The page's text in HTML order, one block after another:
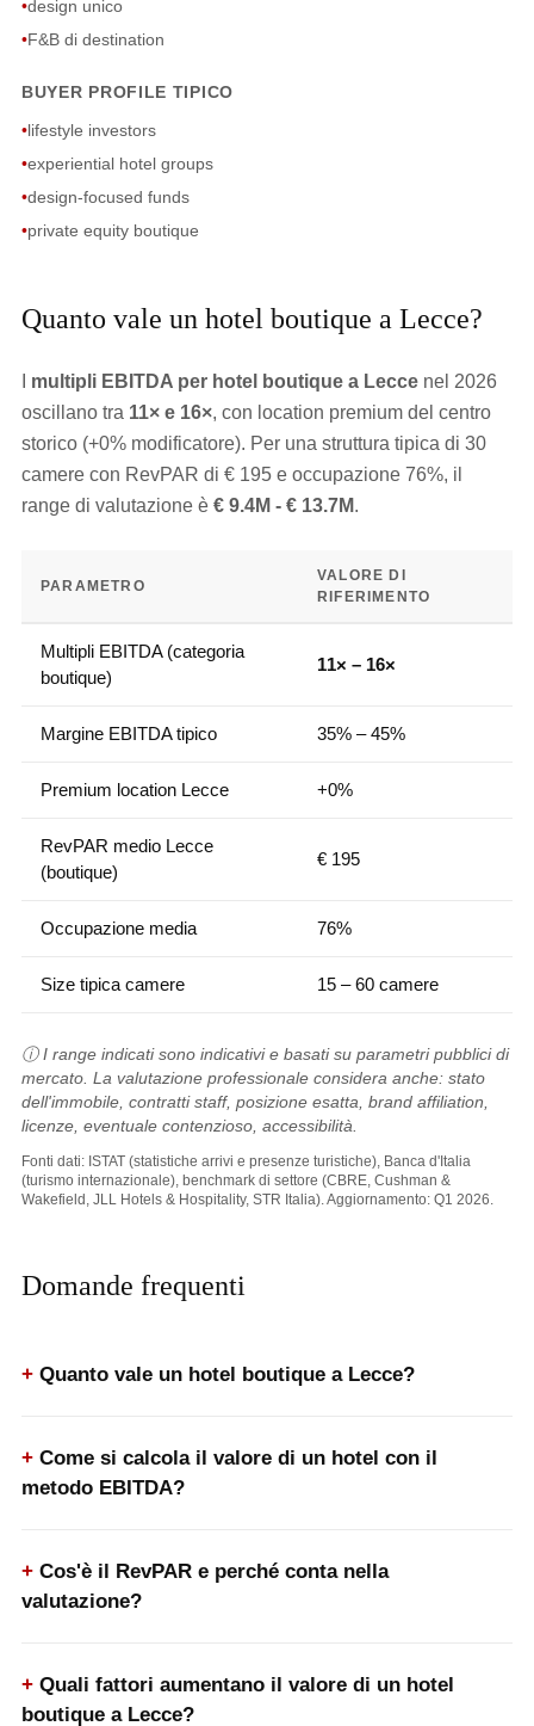
•design unico
•F&B di destination
BUYER PROFILE TIPICO
•lifestyle investors
•experiential hotel groups
•design-focused funds
•private equity boutique
Quanto vale un hotel boutique a Lecce?
multipli EBITDA per hotel boutique a Leccenel 2026
oscillano tra 11× e 16×, con location premium del centro
storico (+0% modificatore). Per una struttura tipica di 30
camere con RevPAR di € 195 e occupazione 76%, il
range di valutazione è € 9.4M - € 13.7M.
PARAMETRO
VALORE DI
RIFERIMENTO
Multipli EBITDA (categoria
boutique)
11× – 16×
Margine EBITDA tipico 35% – 45%
Premium location Lecce +0%
RevPAR medio Lecce
(boutique)
€ 195
Occupazione media 76%
Size tipica camere 15 – 60 camere
ⓘ I range indicati sono indicativi e basati su parametri pubblici di
mercato. La valutazione professionale considera anche: stato
dell'immobile, contratti staff, posizione esatta, brand affiliation,
licenze, eventuale contenzioso, accessibilità.
Fonti dati: ISTAT (statistiche arrivi e presenze turistiche), Banca d'Italia
(turismo internazionale), benchmark di settore (CBRE, Cushman &
Wakefield, JLL Hotels & Hospitality, STR Italia). Aggiornamento: Q1 2026.
Domande frequenti
Quanto vale un hotel boutique a Lecce?
Come si calcola il valore di un hotel con il
metodo EBITDA?
Cos'è il RevPAR e perché conta nella
valutazione?
Quali fattori aumentano il valore di un hotel
boutique a Lecce?